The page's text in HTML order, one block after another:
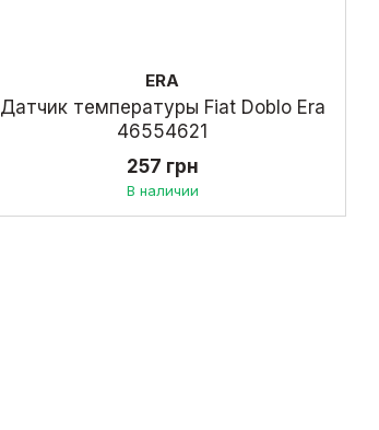
ERA
Датчик температуры Fiat Doblo Era
46554621
257 грн
В наличии